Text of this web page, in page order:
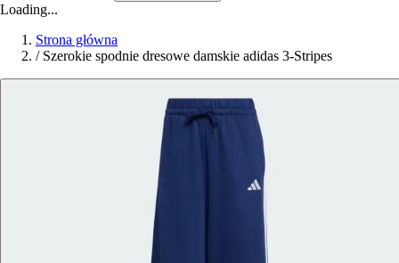
Loading...
Strona główna
/ Szerokie spodnie dresowe damskie adidas 3-Stripes